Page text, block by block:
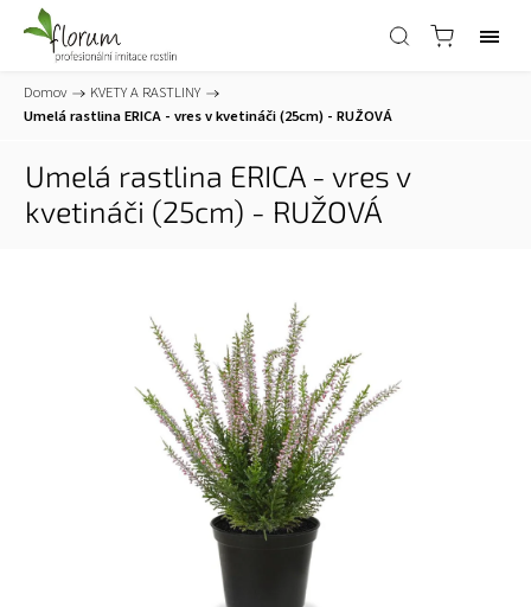
Domov / KVETY A RASTLINY /
Umelá rastlina ERICA - vres v kvetináči (25cm) - RUŽOVÁ
Umelá rastlina ERICA - vres v
kvetináči (25cm) - RUŽOVÁ